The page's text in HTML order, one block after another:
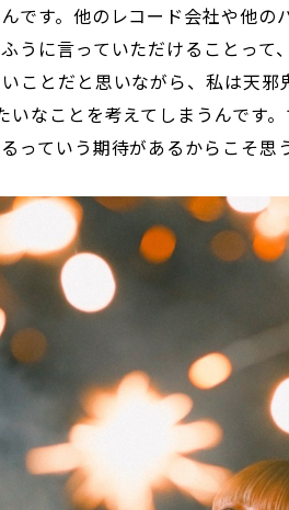
です。他のレコード会社や他
うに言っていただけることって
ことだと思いながら、私は天
いなことを考えてしまうんです
っていう期待があるからこそ思